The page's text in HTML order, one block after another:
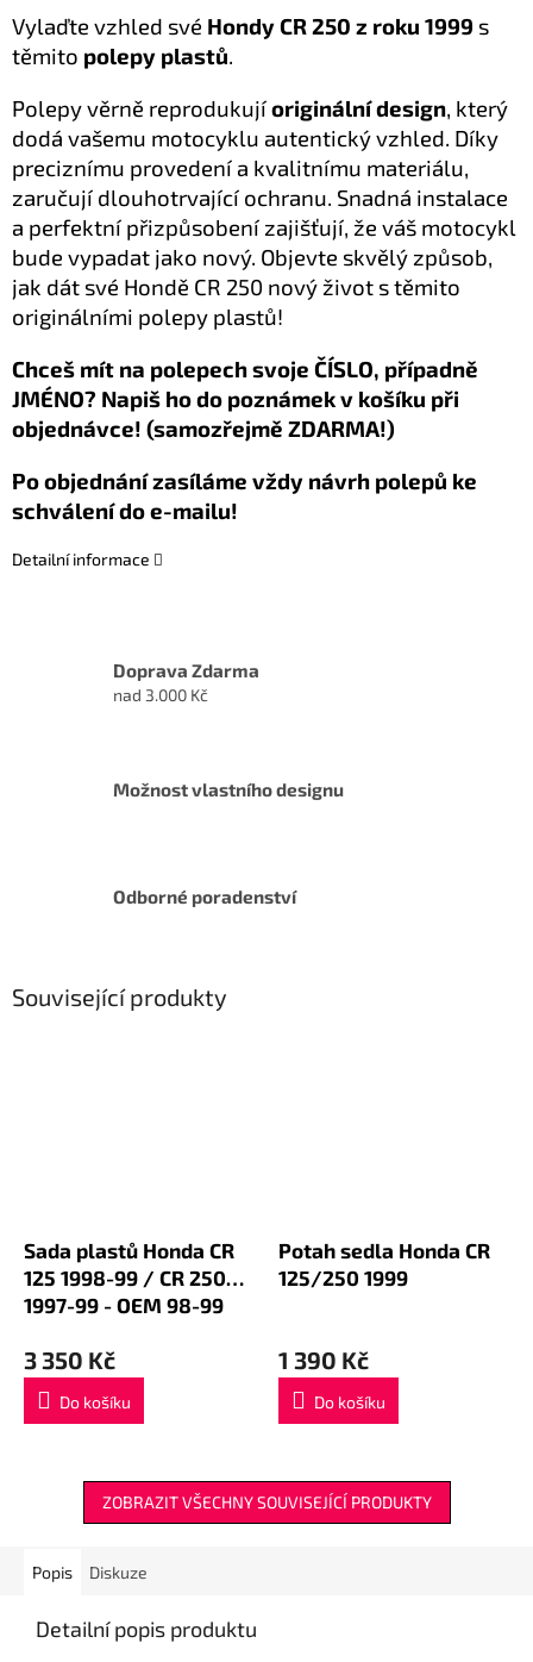
Vylaďte vzhled své Hondy CR 250 z roku 1999 s
těmito polepy plastů.
Polepy věrně reprodukujíoriginální design, který
dodá vašemu motocyklu autentický vzhled. Díky
preciznímu provedení a kvalitnímu materiálu,
zaručují dlouhotrvající ochranu. Snadná instalace
a perfektní přizpůsobení zajišťují, že váš motocykl
bude vypadat jako nový. Objevte skvělý způsob,
jak dát své Hondě CR 250 nový život s těmito
originálními polepy plastů!
Chceš mít na polepech svoje ČÍSLO, případně
JMÉNO? Napiš ho do poznámek v košíku při
objednávce! (samozřejmě ZDARMA!)
Po objednání zasíláme vždy návrh polepů ke
schválení do e-mailu!
Detailní informace
Doprava Zdarma
nad 3.000 Kč
Možnost vlastního designu
Odborné poradenství
Související produkty
Sada plastů Honda CR
125 1998-99 / CR 250
1997-99 - OEM 98-99
3 350 Kč
Do košíku
Potah sedla Honda CR
125/250 1999
1 390 Kč
Do košíku
ZOBRAZIT VŠECHNY SOUVISEJÍCÍ PRODUKTY
Popis Diskuze
Detailní popis produktu